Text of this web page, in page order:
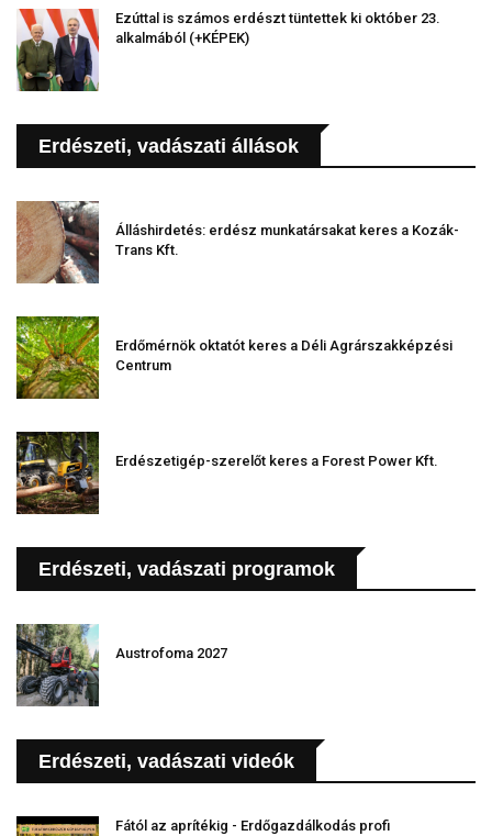
Ezúttal is számos erdészt tüntettek ki október 23.
alkalmából (+KÉPEK)
Erdészeti, vadászati állások
Álláshirdetés: erdész munkatársakat keres a Kozák-
Trans Kft.
Erdőmérnök oktatót keres a Déli Agrárszakképzési
Centrum
Erdészetigép-szerelőt keres a Forest Power Kft.
Erdészeti, vadászati programok
Austrofoma 2027
Erdészeti, vadászati videók
Fától az aprítékig - Erdőgazdálkodás profi